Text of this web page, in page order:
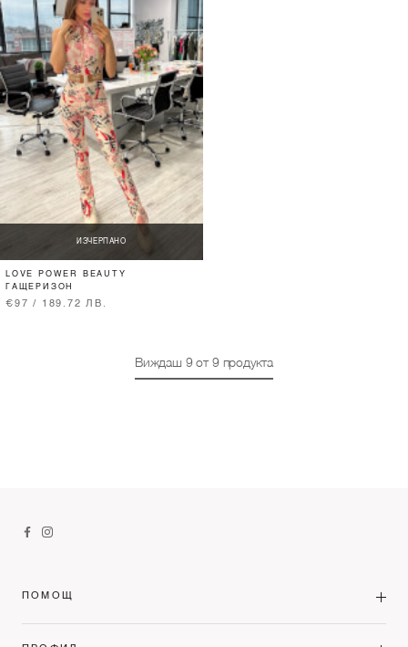
ИЗЧЕРПАНО
LOVE POWER BEAUTY
ГАЩЕРИЗОН
€97 / 189.72 ЛВ.
Виждаш 9от 9продукта
ПОМОЩ